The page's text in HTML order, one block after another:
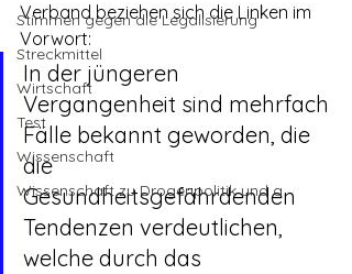
Stimmen gegen die Legalisierung
Streckmittel
Wirtschaft
Test
Wissenschaft
Wissenschaft zu Drogenpolitik und a
Verband beziehen sich die Linken im
Vorwort:
In der jüngeren
Vergangenheit sind mehrfach
Fälle bekannt geworden, die
die
Gesundheitsgefährdenden
Tendenzen verdeutlichen,
welche durch das